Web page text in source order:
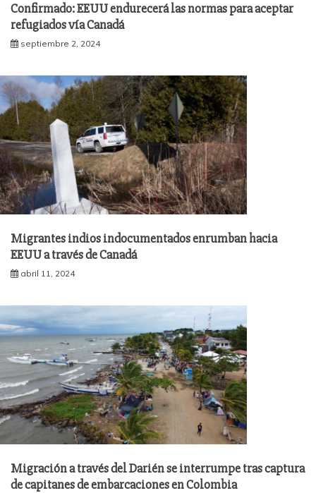
Confirmado: EEUU endurecerá las normas para aceptar
refugiados vía Canadá
septiembre 2, 2024
Migrantes indios indocumentados enrumban hacia
EEUU a través de Canadá
abril 11, 2024
Migración a través del Darién se interrumpe tras captura
de capitanes de embarcaciones en Colombia